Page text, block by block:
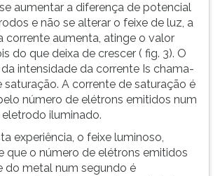
aumentar a diferença de potencial
e não se alterar o feixe de luz, a
corrente aumenta, atinge o valor
do que deixa de crescer ( fig. 3). O
intensidade da corrente Is chama-
saturação. A corrente de saturação é
número de elétrons emitidos num
iluminado.
experiência, o feixe luminoso,
que o número de elétrons emitidos
do metal num segundo é